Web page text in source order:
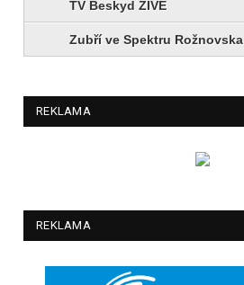
TV Beskyd ŽIVĚ
Zubří ve Spektru Rožnovska
REKLAMA
REKLAMA